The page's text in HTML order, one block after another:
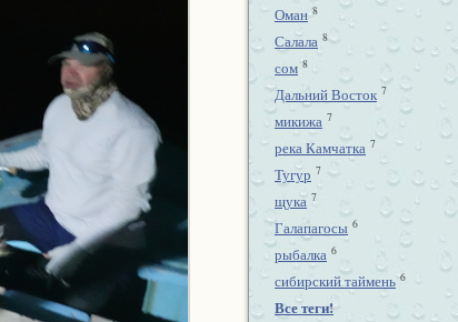
Оман 8
Салала 8
сом 8
Дальний Восток 7
микижа 7
река Камчатка 7
Тугур 7
щука 7
Галапагосы 6
рыбалка 6
сибирский таймень 6
Все теги!